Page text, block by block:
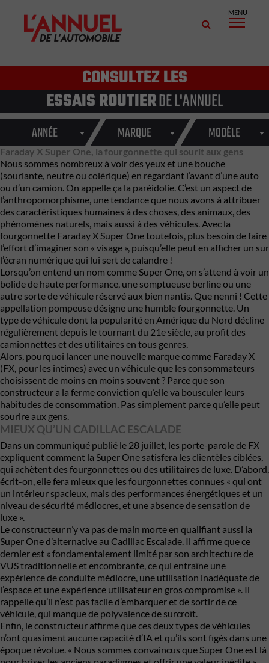
MENU
CONSULTEZ LES
ESSAIS ROUTIERDE L'ANNUEL
ANNÉE MARQUE MODÈLE
Faraday X Super One, la fourgonnette qui sourit aux gens
Nous sommes nombreux à voir des yeux et une bouche
(souriante, neutre ou colérique) en regardant l’avant d’une auto
ou d’un camion. On appelle ça la paréidolie. C’est un aspect de
l’anthropomorphisme, une tendance que nous avons à attribuer
des caractéristiques humaines à des choses, des animaux, des
phénomènes naturels, mais aussi à des véhicules. Avec la
fourgonnette Faraday X Super Onetoutefois, plus besoin de faire
l’effort d’imaginer son « visage », puisqu’elle peut en afficher un sur
l’écran numérique qui lui sert de calandre !
Lorsqu’on entend un nom comme Super One, on s’attend à voir un
bolide de haute performance, une somptueuse berline ou une
autre sorte de véhicule réservé aux bien nantis. Que nenni ! Cette
appellation pompeuse désigne une humble fourgonnette. Un
type de véhicule dont la popularité en Amérique du Nord décline
régulièrement depuis le tournant du 21e siècle, au profit des
camionnettes et des utilitaires en tous genres.
Alors, pourquoi lancer une nouvelle marque comme Faraday X
(FX, pour les intimes) avec un véhicule que les consommateurs
choisissent de moins en moins souvent ? Parce que son
constructeur a la ferme conviction qu’elle va bousculer leurs
habitudes de consommation. Pas simplement parce qu’elle peut
sourire aux gens.
MIEUX QU’UN CADILLAC ESCALADE
Dans un communiqué publié le 28 juillet, les porte-parole de FX
expliquent comment la Super One satisfera les clientèles ciblées,
qui achètent des fourgonnettes ou des utilitaires de luxe. D’abord,
écrit-on, elle fera mieux que les fourgonnettes connues « qui ont
un intérieur spacieux, mais des performances énergétiques et un
niveau de sécurité médiocres, et une absence de sensation de
luxe ».
Le constructeur n’y va pas de main morte en qualifiant aussi la
Super One d’alternative au Cadillac Escalade. Il affirme que ce
dernier est « fondamentalement limité par son architecture de
VUS traditionnelle et encombrante, ce qui entraîne une
expérience de conduite médiocre, une utilisation inadéquate de
l’espace et une expérience utilisateur en gros compromise ». Il
rappelle qu’il n’est pas facile d’embarquer et de sortir de ce
véhicule, qui manque de polyvalence de surcroît.
Enfin, le constructeur affirme que ces deux types de véhicules
n’ont quasiment aucune capacité d’IA et qu’ils sont figés dans une
époque révolue. « Nous sommes convaincus que Super One est là